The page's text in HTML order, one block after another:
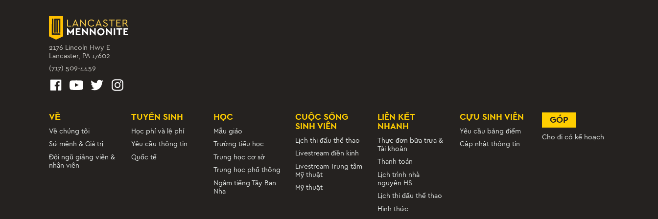
Mùa đông
BÓNG RỔ NỮ
Mùa đông
BÓNG RỔ NAM JV
BÓNG RỔ NAM
Mùa đông
ĐẤU
của đội
LỊCH THI
ĐẤU
của đội
MS CỜ VUA
Mùa đông
2176 Lincoln Hwy E
Lancaster, PA 17602
(717) 509-4459
VỀ
Về chúng tôi
Sứ mệnh & Giá trị
Đội ngũ giảng viên &
nhân viên
TUYỂN SINH
Học phí và lệ phí
Yêu cầu thông tin
Quốc tế
HỌC
Mẫu giáo
Trường tiểu học
Trung học cơ sở
Trung học phổ thông
Ngâm tiếng Tây Ban
Nha
CUỘC SỐNG
SINH VIÊN
Lịch thi đấu thể thao
Livestream điền kinh
Livestream Trung tâm
Mỹ thuật
Mỹ thuật
LIÊN KẾT
NHANH
Thực đơn bữa trưa &
Tài khoản
Thanh toán
Lịch trình nhà
nguyện HS
Lịch thi đấu thể thao
Hình thức
CỰU SINH VIÊN
Yêu cầu bảng điểm
Cập nhật thông tin
GÓP
Cho đi có kế hoạch